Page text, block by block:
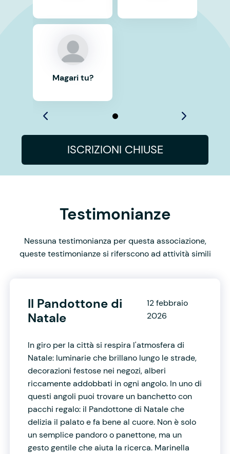
Magari tu?
ISCRIZIONI CHIUSE
Testimonianze
Nessuna testimonianza per questa associazione,
queste testimonianze si riferscono ad attività simili
Il Pandottone di
Natale
12 febbraio
2026
In giro per la città si respira l'atmosfera di
Natale: luminarie che brillano lungo le strade,
decorazioni festose nei negozi, alberi
riccamente addobbati in ogni angolo. In uno di
questi angoli puoi trovare un banchetto con
pacchi regalo: il Pandottone di Natale che
delizia il palato e fa bene al cuore. Non è solo
un semplice pandoro o panettone, ma un
gesto gentile che aiuta la ricerca. Marinella